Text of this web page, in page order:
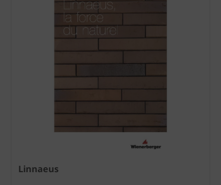
Linnaeus